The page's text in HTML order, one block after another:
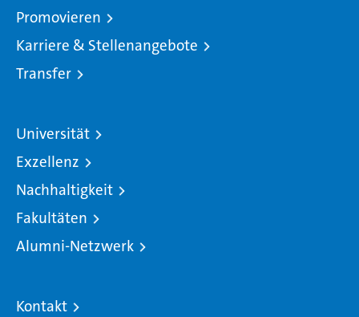
Promovieren
Karriere & Stellenangebote
Transfer
Universität
Exzellenz
Nachhaltigkeit
Fakultäten
Alumni-Netzwerk
Kontakt